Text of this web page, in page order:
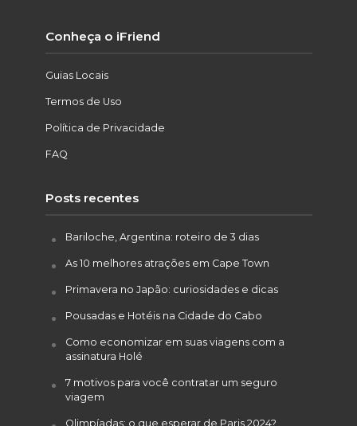
Conheça o iFriend
Guias Locais
Termos de Uso
Política de Privacidade
FAQ
Posts recentes
Bariloche, Argentina: roteiro de 3 dias
As 10 melhores atrações em Cape Town
Primavera no Japão: curiosidades e dicas
Pousadas e Hotéis na Cidade do Cabo
Como economizar em suas viagens com a
assinatura Holé
7 motivos para você contratar um seguro
viagem
Olimpíadas: o que esperar de Paris 2024?